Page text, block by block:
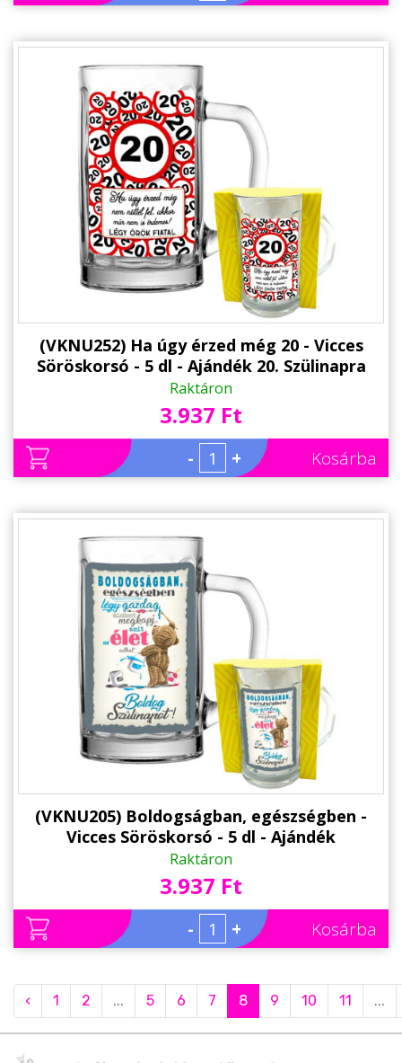
(VKNU252) Ha úgy érzed még 20 - Vicces
Söröskorsó - 5 dl - Ajándék 20. Szülinapra
Raktáron
3.937 Ft
- + Kosárba
(VKNU205) Boldogságban, egészségben -
Vicces Söröskorsó - 5 dl - Ajándék
Születésnapra
Raktáron
3.937 Ft
- + Kosárba
‹ 1 2 ... 5 6 7 8 9 10 11 ...